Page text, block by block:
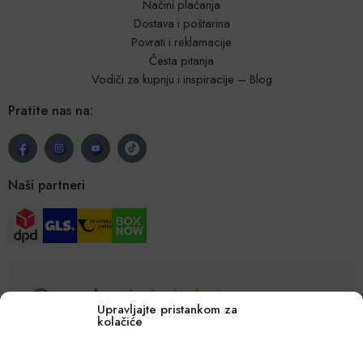
Upravljajte pristankom za
kolačiće
Načini plaćanja
Dostava i poštarina
Povrati i reklamacije
Česta pitanja
Vodiči za kupnju i inspiracije – Blog
Pratite nas na:
Naši partneri